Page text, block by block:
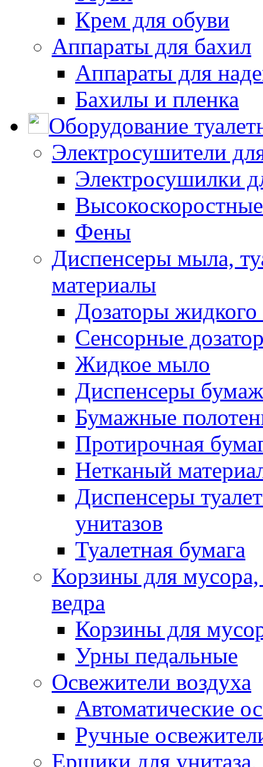
Крем для обуви
Аппараты для бахил
Аппараты для
Бахилы и пленка
Оборудование
Электросушители
Электросушилки
Фены
Диспенсеры мыла,
материалы
Дозаторы
Сенсорные
Жидкое мыло
Диспенсеры
Бумажные
Протирочная
Нетканый
Диспенсеры
унитазов
Туалетная бумага
Корзины для
ведра
Корзины для
Урны педальные
Освежители воздуха
Автоматические
Ручные
Ершики для